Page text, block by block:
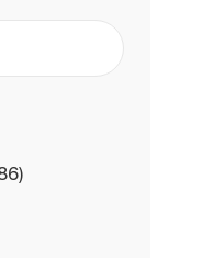
)Arbeitsplätze